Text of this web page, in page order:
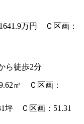
万円 Ｃ区画：
ら徒歩2分
㎡ Ｃ区画：
坪 Ｃ区画：51.31